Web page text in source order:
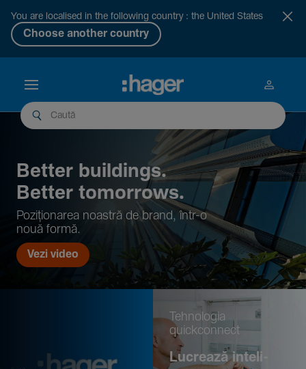
You are localised in the following country : the United States
Choose another country
Better buil­dings.
Better tomor­rows.
Pozi­țio­narea noastră de brand, într-o
nouă formă.
Vezi video
Tehno­logia
quickconnect
Lucrează inte­li­